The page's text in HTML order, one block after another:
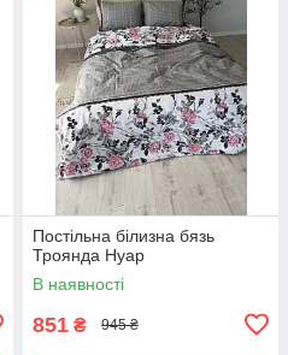
Постільна білизна бязь
Троянда Нуар
В наявності
851 ₴ 945 ₴